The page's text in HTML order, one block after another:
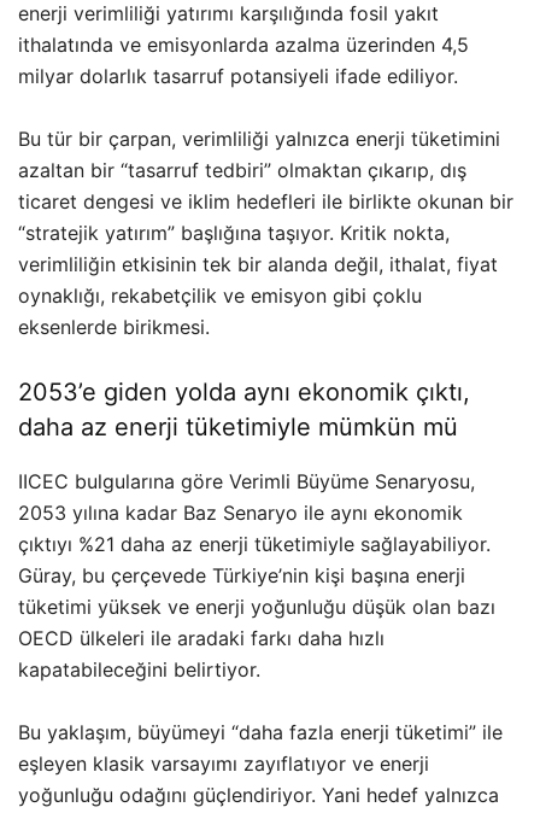
enerji verimliliği yatırımı karşılığında fosil yakıt
ithalatında ve emisyonlarda azalma üzerinden 4,5
milyar dolarlık tasarruf potansiyeli ifade ediliyor.
Bu tür bir çarpan, verimliliği yalnızca enerji tüketimini
azaltan bir “tasarruf tedbiri” olmaktan çıkarıp, dış
ticaret dengesi ve iklim hedefleri ile birlikte okunan bir
“stratejik yatırım” başlığına taşıyor. Kritik nokta,
verimliliğin etkisinin tek bir alanda değil, ithalat, fiyat
oynaklığı, rekabetçilik ve emisyon gibi çoklu
eksenlerde birikmesi.
2053’e giden yolda aynı ekonomik çıktı,
daha az enerji tüketimiyle mümkün mü
IICEC bulgularına göre Verimli Büyüme Senaryosu,
2053 yılına kadar Baz Senaryo ile aynı ekonomik
çıktıyı %21 daha az enerji tüketimiyle sağlayabiliyor.
Güray, bu çerçevede Türkiye’nin kişi başına enerji
tüketimi yüksek ve enerji yoğunluğu düşük olan bazı
OECD ülkeleri ile aradaki farkı daha hızlı
kapatabileceğini belirtiyor.
Bu yaklaşım, büyümeyi “daha fazla enerji tüketimi” ile
eşleyen klasik varsayımı zayıflatıyor ve enerji
yoğunluğu odağını güçlendiriyor. Yani hedef yalnızca